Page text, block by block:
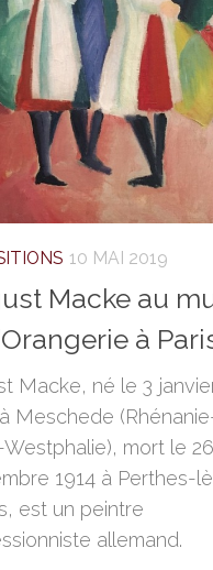
10 MAI 2019
Macke au
à
Macke, né le 3
Meschede
mort le 26
1914 à Perthes-
est un peintre
allemand.